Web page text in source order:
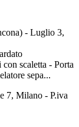
- Luglio 3,
scaletta - Porta
sepa...
7, Milano - P.iva